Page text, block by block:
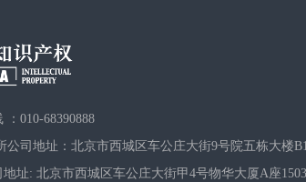
：010-68390888
公司地址：北京市西城区车公庄大街9号院五栋大楼
地址: 北京市西城区车公庄大街甲4号物华大厦A座1503